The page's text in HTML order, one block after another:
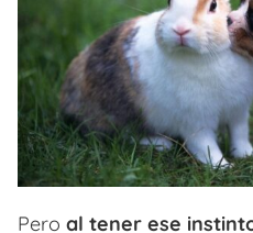
Pero al tener ese